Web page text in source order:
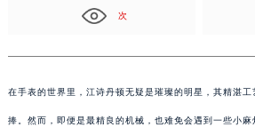
次
在手表的世界里，江诗丹顿无疑是璀璨的明星，其精湛
捧。然而，即便是最精良的机械，也难免会遇到一些小